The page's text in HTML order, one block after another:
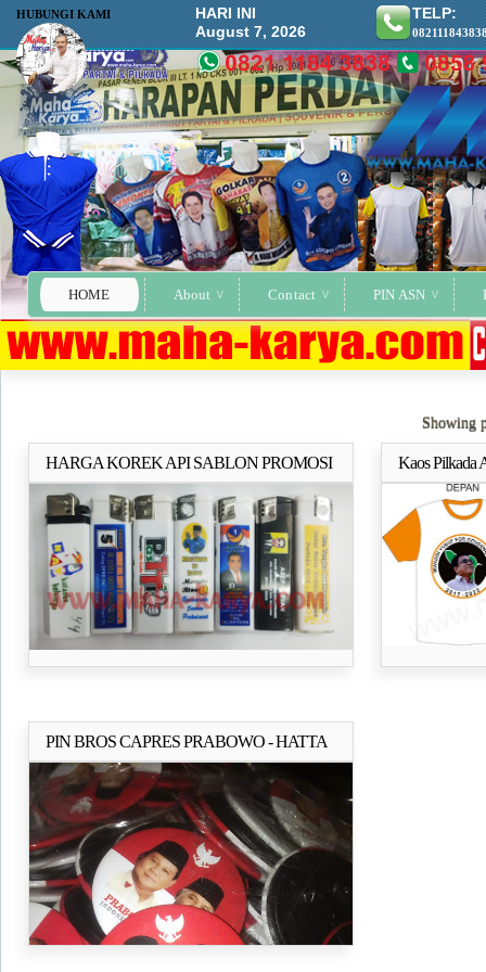
HOME About Contact PIN ASN
HUBUNGI KAMI
HARI INI
August 7, 2026
TELP:
Showing
HARGA KOREK API SABLON PROMOSI
DAN KAMPANYE PARTAI
Selengkapnya.. Kaos Pilkada
PIN BROS CAPRES PRABOWO - HATTA
2000/PCS
Selengkapnya..